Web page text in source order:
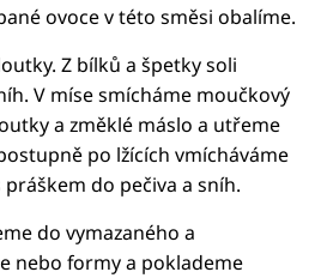
ovoce v této směsi obalíme.
Z bílků a špetky soli
V míse smícháme moučkový
a změklé máslo a utřeme
po lžících vmícháváme
do pečiva a sníh.
do vymazaného a
nebo formy a poklademe